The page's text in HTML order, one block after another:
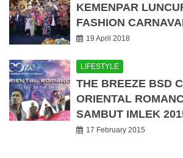
KEMENPAR
FASHION
19 April 2018
LIFESTYLE
THE BREEZE BSD
ORIENTAL
SAMBUT IMLEK
17 February 2015